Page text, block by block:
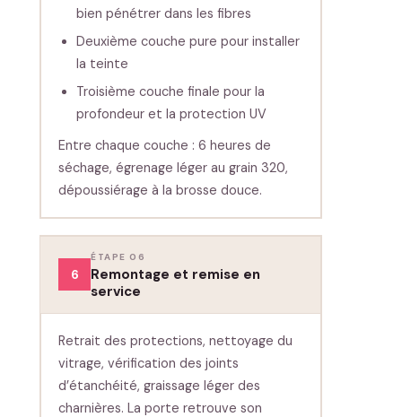
bien pénétrer dans les fibres
Deuxième couche pure pour installer
la teinte
Troisième couche finale pour la
profondeur et la protection UV
Entre chaque couche : 6 heures de
séchage, égrenage léger au grain 320,
dépoussiérage à la brosse douce.
6
ÉTAPE 06
Remontage et remise en
service
Retrait des protections, nettoyage du
vitrage, vérification des joints
d’étanchéité, graissage léger des
charnières. La porte retrouve son